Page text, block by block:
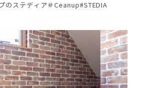
のステディア＃Ceanup#STEDIA